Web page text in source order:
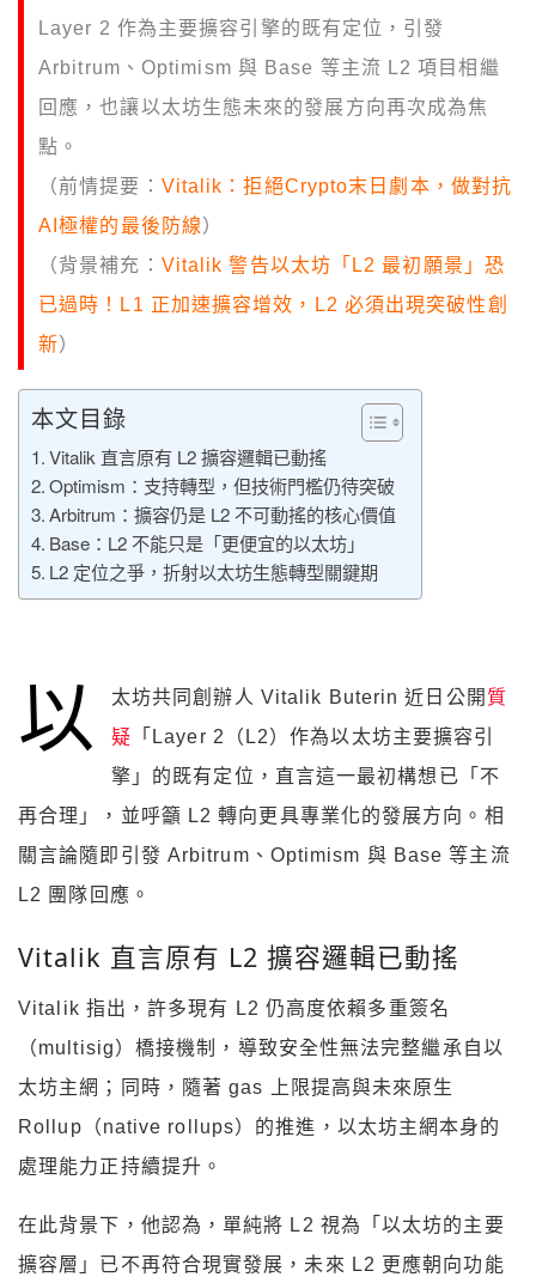
Layer 2 作為主要擴容引擎的既有定位，引發
Arbitrum、Optimism 與 Base 等主流 L2 項目相繼
回應，也讓以太坊生態未來的發展方向再次成為焦
點。
（前情提要： Vitalik：拒絕Crypto末日劇本，做對抗
AI極權的最後防線）
（背景補充： Vitalik 警告以太坊「L2 最初願景」恐
已過時！L1 正加速擴容增效，L2 必須出現突破性創
新）
本文目錄
Vitalik 直言原有 L2 擴容邏輯已動搖
Optimism：支持轉型，但技術門檻仍待突破
Arbitrum：擴容仍是 L2 不可動搖的核心價值
Base：L2 不能只是「更便宜的以太坊」
L2 定位之爭，折射以太坊生態轉型關鍵期
以 太坊共同創辦人 Vitalik Buterin 近日公開 質
疑
「Layer 2（L2）作為以太坊主要擴容引
擎」的既有定位，直言這一最初構想已「不
再合理」，並呼籲 L2 轉向更具專業化的發展方向。相
關言論隨即引發 Arbitrum、Optimism 與 Base 等主流
L2 團隊回應。
Vitalik 直言原有 L2 擴容邏輯已動搖
Vitalik 指出，許多現有 L2 仍高度依賴多重簽名
（multisig）橋接機制，導致安全性無法完整繼承自以
太坊主網；同時，隨著 gas 上限提高與未來原生
Rollup（native rollups）的推進，以太坊主網本身的
處理能力正持續提升。
在此背景下，他認為，單純將 L2 視為「以太坊的主要
擴容層」已不再符合現實發展，未來 L2 更應朝向功能